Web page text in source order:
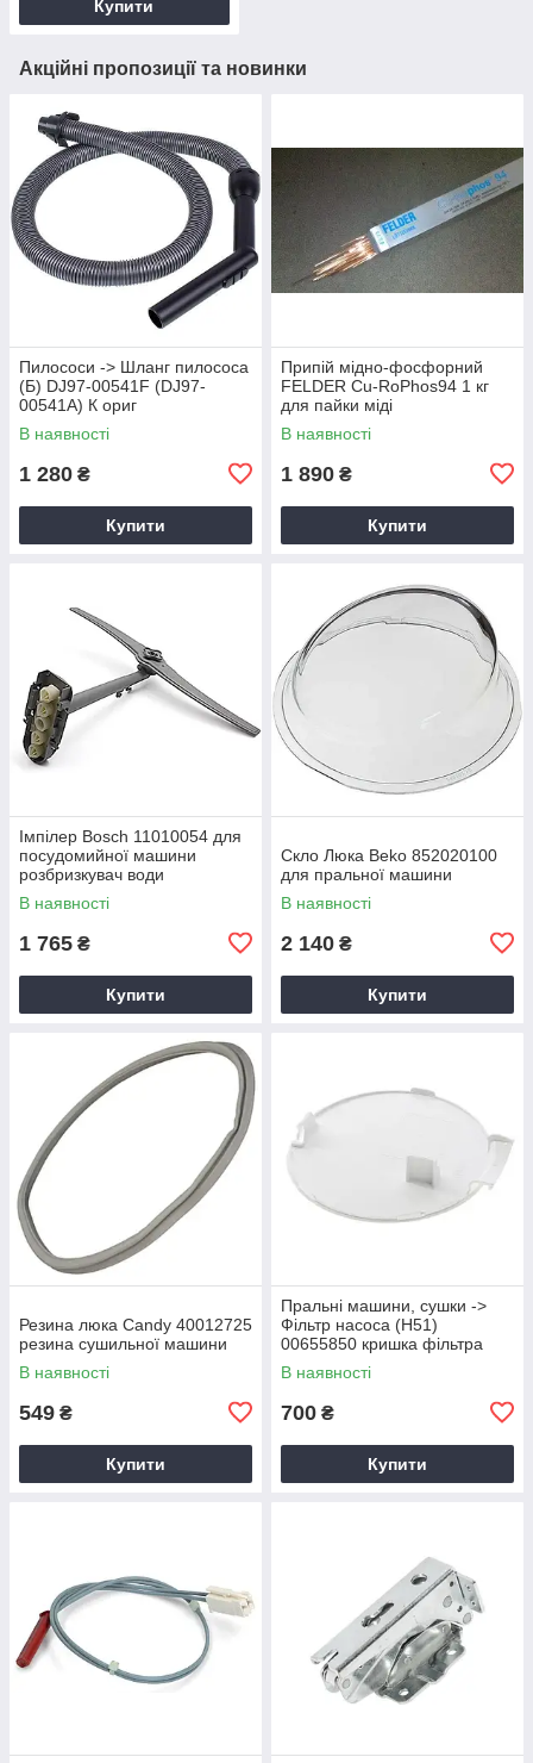
Купити
Акційні пропозиції та новинки
Пилососи -> Шланг пилососа
(Б) DJ97-00541F (DJ97-
00541A) К ориг
В наявності
1 280 ₴
Купити
Припій мідно-фосфорний
FELDER Cu-RoPhos94 1 кг
для пайки міді
В наявності
1 890 ₴
Купити
Імпілер Bosch 11010054 для
посудомийної машини
розбризкувач води
В наявності
1 765 ₴
Купити
Скло Люка Beko 852020100
для пральної машини
В наявності
2 140 ₴
Купити
Резина люка Candy 40012725
резина сушильної машини
В наявності
549 ₴
Купити
Пральні машини, сушки ->
Фільтр насоса (Н51)
00655850 кришка фільтра
(А41)
В наявності
700 ₴
Купити